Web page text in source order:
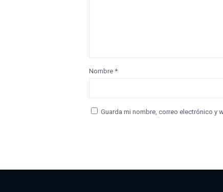
Nombre *
Guarda mi nombre, correo electrónico y